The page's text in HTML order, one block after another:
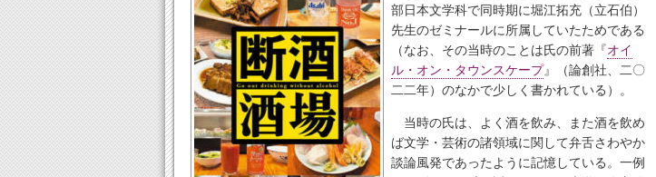
部日本文学科で同時期に堀江拓充（立石伯）
先生のゼミナールに所属していたためである
（なお、その当時のことは氏の前著『オイ
ル・オン・タウンスケープ』（論創社、二〇
二二年）のなかで少しく書かれている）。
当時の氏は、よく酒を飲み、また酒を飲め
ば文学・芸術の諸領域に関して弁舌さわやか
談論風発であったように記憶している。一例